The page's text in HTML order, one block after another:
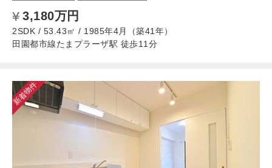
3,180万円
2SDK / 53.43㎡ / 1985年4月（築41年）
田園都市線たまプラーザ駅 徒歩11分
新着物件